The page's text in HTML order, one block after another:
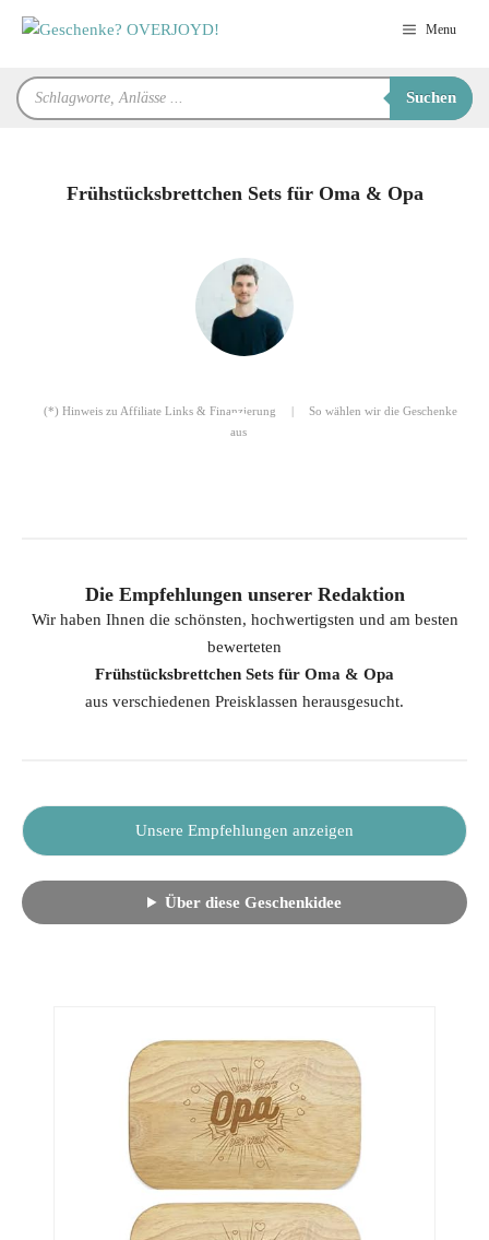
Inhalt
Menu
Products
search
Suchen
Frühstücksbrettchen Sets für Oma & Opa
(*) Hinweis zu Affiliate Links & Finanzierung |
So wählen wir die Geschenke
aus
Die Empfehlungen unserer Redaktion
Wir haben Ihnen die schönsten, hochwertigsten und am besten
bewerteten
Frühstücksbrettchen Sets für Oma & Opa
aus verschiedenen Preisklassen herausgesucht.
Unsere Empfehlungen anzeigen
Über diese Geschenkidee